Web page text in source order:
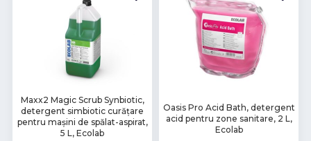
В
наличии
Maxx2 Magic Scrub Synbiotic,
detergent simbiotic curățare
pentru mașini de spălat-aspirat,
5 L, Ecolab
В
наличии
Oasis Pro Acid Bath, detergent
acid pentru zone sanitare, 2 L,
Ecolab